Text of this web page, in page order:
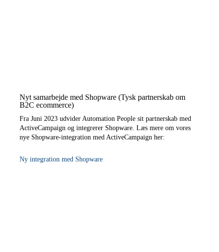
Nyt samarbejde med Shopware (Tysk partnerskab om
B2C ecommerce)
Fra Juni 2023 udvider Automation People sit partnerskab med
ActiveCampaign og integrerer Shopware. Læs mere om vores
nye Shopware-integration med ActiveCampaign her:
Ny integration med Shopware